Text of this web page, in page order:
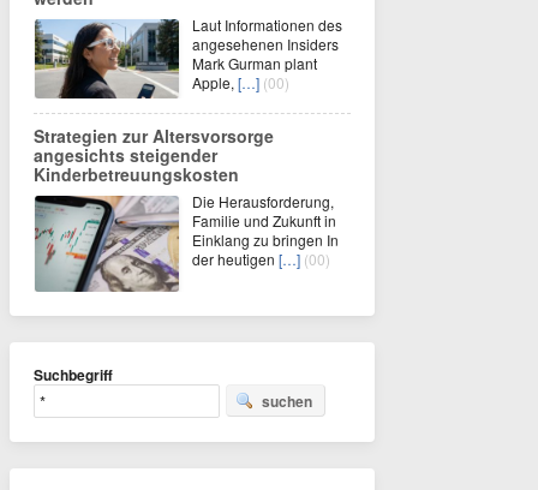
Laut Informationen des
angesehenen Insiders
Mark Gurman plant
Apple, […] (00)
Strategien zur Altersvorsorge
angesichts steigender
Kinderbetreuungskosten
Die Herausforderung,
Familie und Zukunft in
Einklang zu bringen In
der heutigen […] (00)
Suchbegriff
suchen